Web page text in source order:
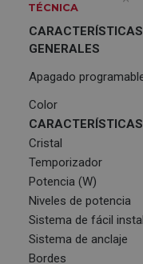
TÉCNICA
CARACTERÍSTICAS
GENERALES
Apagado
Color
Cristal
Temporizador
Potencia (W)
Niveles de potencia
Sistema de fácil
Sistema de anclaje
Bordes